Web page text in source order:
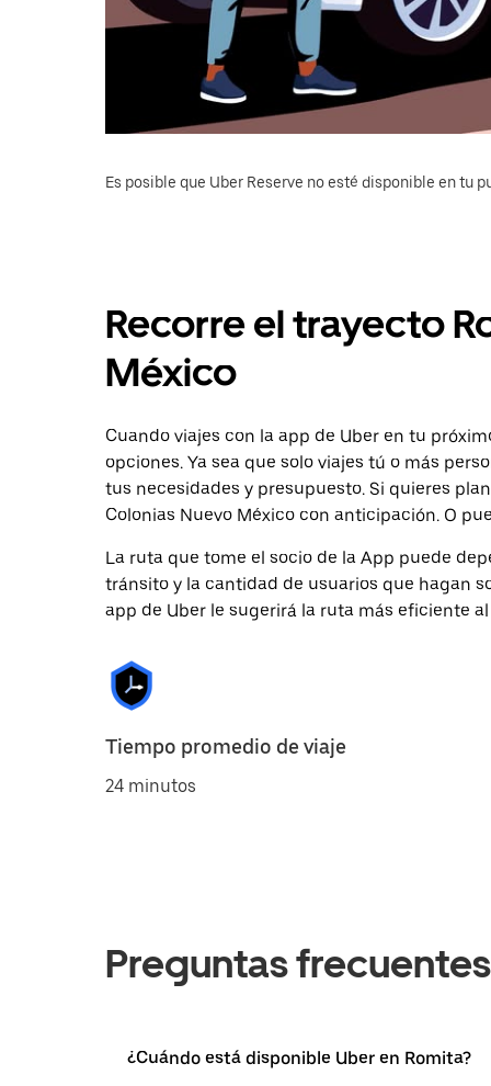
Es posible que Uber Reserve no esté disponible en tu
Recorre el trayecto
México
Cuando viajes con la app de Uber en tu
opciones. Ya sea que solo viajes tú o más
tus necesidades y presupuesto. Si quieres
Colonias Nuevo México con anticipación. O
La ruta que tome el socio de la App puede
tránsito y la cantidad de usuarios que hagan
app de Uber le sugerirá la ruta más eficiente
Tiempo promedio de viaje
24 minutos
Preguntas frecuentes
¿Cuándo está disponible Uber en Romita?